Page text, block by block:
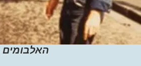
האלבומים